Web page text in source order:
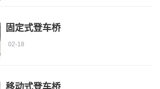
固定式登车桥
02-18
移动式登车桥